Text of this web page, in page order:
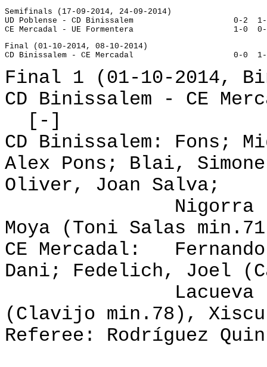
Semifinals (17-09-2014, 24-09-2014)
UD Poblense - CD Binissalem
CE Mercadal
Final (01-10-2014, 08-10-2014)
CD Binissalem - CE Mercadal
Final 1 (01-10-2014,
CD Binissalem - CE
[-]
CD Binissalem: Fons;
Alex Pons; Blai,
Oliver, Joan Salva;
Nigorra
Moya (Toni Salas
CE Mercadal:
Dani; Fedelich, Joel
Lacueva (Mas
(Clavijo min.78),
Referee: Rodríguez